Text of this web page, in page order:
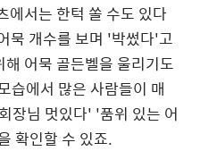
에서는 한턱 쏠 수도 있다
묵 개수를 보며 '박썼다'고
어묵 골든벨을 울리기도
습에서 많은 사람들이 매
장님 멋있다' '품위 있는 어
확인할 수 있죠.